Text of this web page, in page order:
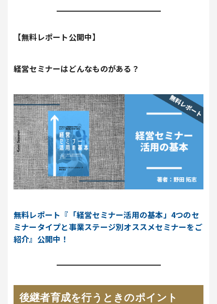
【無料レポート公開中】
経営セミナーはどんなものがある？
無料レポート『「経営セミナー活用の基本」4つのセ
ミナータイプと事業ステージ別オススメセミナーをご
紹介』公開中！
後継者育成を行うときのポイント